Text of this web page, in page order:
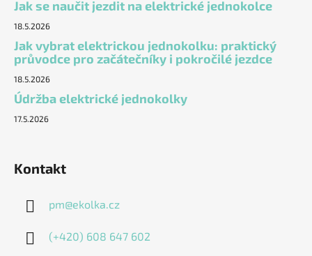
Jak se naučit jezdit na elektrické jednokolce
18.5.2026
Jak vybrat elektrickou jednokolku: praktický
průvodce pro začátečníky i pokročilé jezdce
18.5.2026
Údržba elektrické jednokolky
17.5.2026
Kontakt
pm@ekolka.cz
(+420) 608 647 602